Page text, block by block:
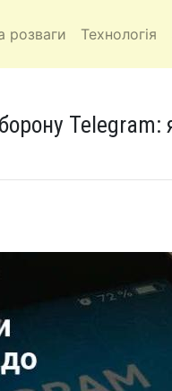
розваги Технологія
Telegram: